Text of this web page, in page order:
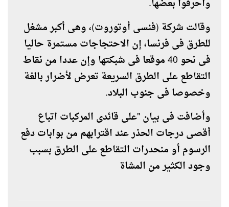
وأحرقوا بعضها.
وقالت شركة (فنسى أوتوروت)، وهى أكبر مشغل
للطرق فى فرنسا، إن الاحتجاجات مستمرة حاليا
فى نحو 40 موقعا فى شبكتها وإن عددا من نقاط
التقاطع على الطرق السريعة تعرض لأضرار بالغة
وخصوصا فى جنوب البلاد.
وأضافت فى بيان "على قائدى المركبات اتباع
أقصى درجات الحذر عند اقترابهم من بوابات دفع
الرسوم أو منحدرات التقاطع على الطرق بسبب
وجود الكثير من المشاة